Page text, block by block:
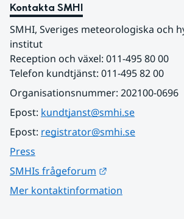
Kontakta SMHI
SMHI, Sveriges meteorologiska och
institut
Reception och växel: 011-495 80 00
Telefon kundtjänst: 011-495 82 00
Organisationsnummer: 202100-0696
Epost: kundtjanst@smhi.se
Epost: registrator@smhi.se
Press
SMHIs frågeforum
Mer kontaktinformation